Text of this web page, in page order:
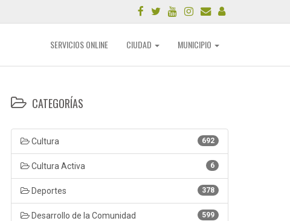
SERVICIOS ONLINE CIUDAD MUNICIPIO
CATEGORÍAS
692
Cultura
6
Cultura Activa
378
Deportes
599
Desarrollo de la Comunidad